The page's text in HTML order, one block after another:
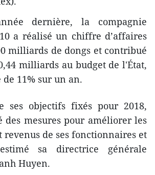
dernière, la compagnie
a réalisé un chiffre d’affaires
milliards de dongs et contribué
milliards au budget de l'État,
de 11% sur un an.
ses objectifs fixés pour 2018,
des mesures pour améliorer les
revenus de ses fonctionnaires et
sa directrice générale
Huyen.